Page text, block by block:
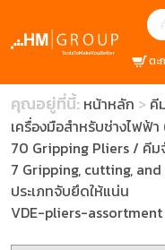
ตะ
คุณอยู่ที่นี้: หน้าหลัก
คี
เครื่องมือสำหรับช่างไฟฟ้
70 Gripping Pliers / คีม
7 Gripping, cutting,
ประเภทจับยึดให้แน่น
VDE-pliers-